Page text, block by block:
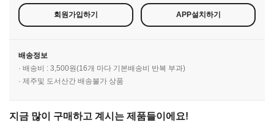
회원가입하기 APP설치하기
배송정보
· 배송비 : 3,500원(16개 마다 기본배송비 반복 부과)
· 제주및 도서산간 배송불가 상품
지금 많이 구매하고 계시는 제품들이에요!